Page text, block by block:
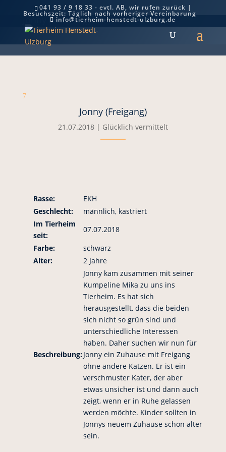
041 93 / 9 18 33 - evtl. AB, wir rufen zurück |
Besuchszeit: Täglich nach vorheriger Vereinbarung
info@tierheim-henstedt-ulzburg.de
Jonny (Freigang)
7
Jonny (Freigang)
21.07.2018| Glücklich vermittelt
Rasse:
EKH
Geschlecht:
männlich, kastriert
Im Tierheim
seit:
07.07.2018
Farbe:
schwarz
Alter:
2 Jahre
Beschreibung:
Jonny kam zusammen mit seiner
Kumpeline Mika zu uns ins
Tierheim. Es hat sich
herausgestellt, dass die beiden
sich nicht so grün sind und
unterschiedliche Interessen
haben. Daher suchen wir nun für
Jonny ein Zuhause mit Freigang
ohne andere Katzen. Er ist ein
verschmuster Kater, der aber
etwas unsicher ist und dann auch
zeigt, wenn er in Ruhe gelassen
werden möchte. Kinder sollten in
Jonnys neuem Zuhause schon älter
sein.